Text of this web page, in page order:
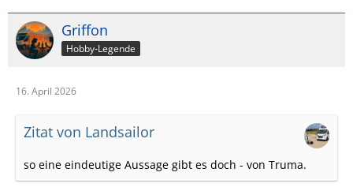
Griffon
Hobby-Legende
16. April 2026
Zitat von Landsailor
so eine eindeutige Aussage gibt es doch - von Truma.